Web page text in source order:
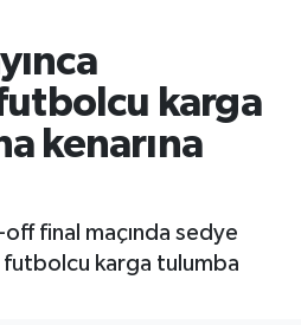
karga
kenarına
final maçında sedye
futbolcu karga tulumba
ve Fikstür